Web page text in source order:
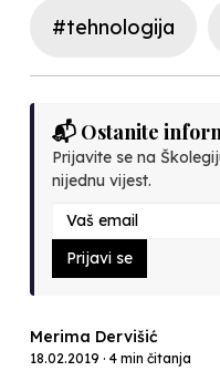
#tehnologija
📬 Ostanite
Prijavite se na
nijednu vijest.
Prijavi se
Merima Dervišić
18.02.2019 · 4 min čitanja